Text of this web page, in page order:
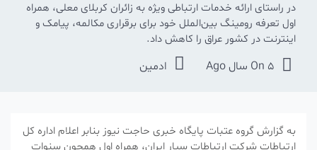
در راستای ارائه خدمات ارتباطی ویژه به زائران کربلای معلی، همراه
اول تعرفه رومینگ بین‌الملل خود برای برقراری مکالمه، پیامک و
اینترنت در کشور عراق را کاهش داد.
On 5 سال Ago ادمین
به گزارش گروه عتبات پایگاه خبری حاجت نیوز بنابر اعلام اداره کل
ارتباطات شرکت ارتباطات سیار ایران، همراه اول همچون سنوات